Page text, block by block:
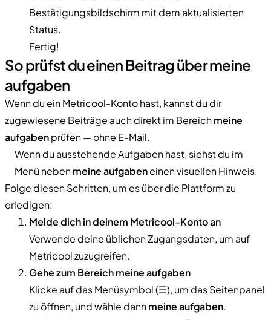
Bestätigungsbildschirm mit dem aktualisierten
Status.
Fertig!
So prüfst du einen Beitrag über meine
aufgaben
Wenn du ein Metricool-Konto hast, kannst du dir
zugewiesene Beiträge auch direkt im Bereichmeine
aufgabenprüfen — ohne E-Mail.
Wenn du ausstehende Aufgaben hast, siehst du im
Menü nebenmeine aufgabeneinen visuellen Hinweis.
Folge diesen Schritten, um es über die Plattform zu
erledigen:
Melde dich in deinem Metricool-Konto an
Verwende deine üblichen Zugangsdaten, um auf
Metricool zuzugreifen.
Gehe zum Bereich meine aufgaben
Klicke auf das Menüsymbol (☰), um das Seitenpanel
zu öffnen, und wähle dannmeine aufgaben.